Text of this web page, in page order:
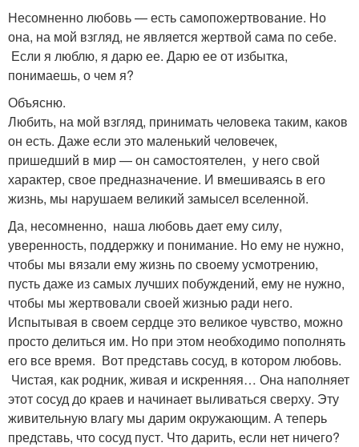
Несомненно любовь — есть самопожертвование. Но
она, на мой взгляд, не является жертвой сама по себе.
Если я люблю, я дарю ее. Дарю ее от избытка,
понимаешь, о чем я?
Объясню.
Любить, на мой взгляд, принимать человека таким, каков
он есть. Даже если это маленький человечек,
пришедший в мир — он самостоятелен, у него свой
характер, свое предназначение. И вмешиваясь в его
жизнь, мы нарушаем великий замысел вселенной.
Да, несомненно, наша любовь дает ему силу,
уверенность, поддержку и понимание. Но ему не нужно,
чтобы мы вязали ему жизнь по своему усмотрению,
пусть даже из самых лучших побуждений, ему не нужно,
чтобы мы жертвовали своей жизнью ради него.
Испытывая в своем сердце это великое чувство, можно
просто делиться им. Но при этом необходимо пополнять
его все время. Вот представь сосуд, в котором любовь.
Чистая, как родник, живая и искренняя… Она наполняет
этот сосуд до краев и начинает выливаться сверху. Эту
живительную влагу мы дарим окружающим. А теперь
представь, что сосуд пуст. Что дарить, если нет ничего?